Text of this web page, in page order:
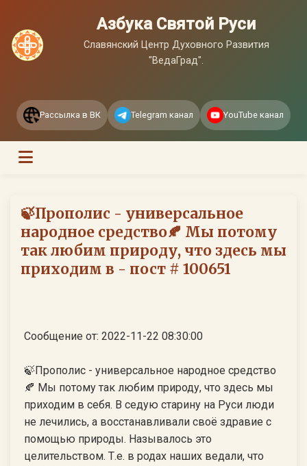
Азбука Святой Руси
Славянский Центр Духовного Развития
"ВедаГрад".
Рассылка в ВК Telegram канал YouTube канал
🍃Прополис - универсальное
народное средство🍂 Мы потому
так любим природу, что здесь мы
приходим в - пост # 100651
Сообщение от: 2022-11-22 08:30:00
🍃Прополис - универсальное народное средство
🍂 Мы потому так любим природу, что здесь мы
приходим в себя. В седую старину на Руси люди
не лечились, а восстанавливали своё здравие с
помощью природы. Называлось это
целительством. Т.е. в родах наших ведали, что